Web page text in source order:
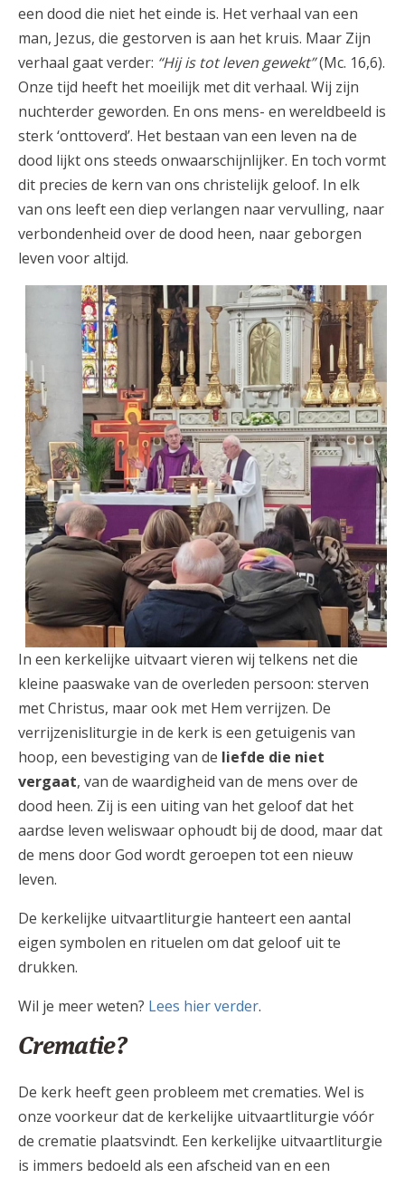
een dood die niet het einde is. Het verhaal van een
man, Jezus, die gestorven is aan het kruis. Maar Zijn
verhaal gaat verder: “Hij is tot leven gewekt”(Mc. 16,6).
Onze tijd heeft het moeilijk met dit verhaal. Wij zijn
nuchterder geworden. En ons mens- en wereldbeeld is
sterk ‘onttoverd’. Het bestaan van een leven na de
dood lijkt ons steeds onwaarschijnlijker. En toch vormt
dit precies de kern van ons christelijk geloof. In elk
van ons leeft een diep verlangen naar vervulling, naar
verbondenheid over de dood heen, naar geborgen
leven voor altijd.
In een kerkelijke uitvaart vieren wij telkens net die
kleine paaswake van de overleden persoon: sterven
met Christus, maar ook met Hem verrijzen. De
verrijzenisliturgie in de kerk is een getuigenis van
hoop, een bevestiging van de liefde die niet
vergaat, van de waardigheid van de mens over de
dood heen. Zij is een uiting van het geloof dat het
aardse leven weliswaar ophoudt bij de dood, maar dat
de mens door God wordt geroepen tot een nieuw
leven.
De kerkelijke uitvaartliturgie hanteert een aantal
eigen symbolen en rituelen om dat geloof uit te
drukken.
Wil je meer weten? Lees hier verder.
Crematie?
De kerk heeft geen probleem met crematies. Wel is
onze voorkeur dat de kerkelijke uitvaartliturgie vóór
de crematie plaatsvindt. Een kerkelijke uitvaartliturgie
is immers bedoeld als een afscheid van en een